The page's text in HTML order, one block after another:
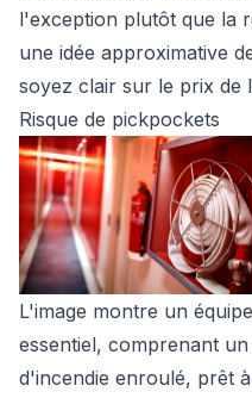
l'exception plutôt que la
une idée approximative
soyez clair sur le prix de
Risque de pickpockets
L'image montre un
essentiel, comprenant
d'incendie enroulé, prêt